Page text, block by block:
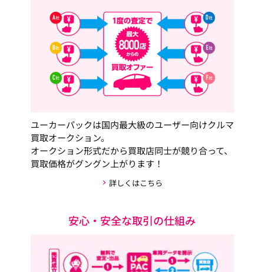
ユーカーパックは国内最大級のユーザー向けクルマ
買取オークション。
オークション形式だから買取店同士が競り合って、
買取価格がグングン上がります！
詳しくはこちら
安心・安全な取引の仕組み